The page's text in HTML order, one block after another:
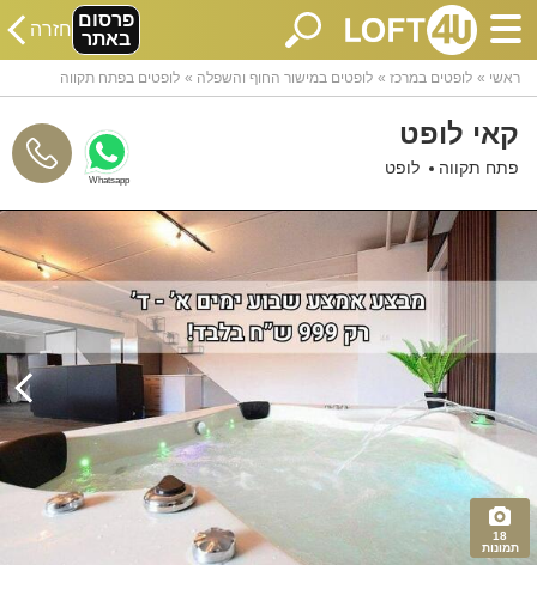
פרסום
באתר חזרה
ראשי לופטים במרכז לופטים במישור החוף והשפלה לופטים בפתח תקווה
קאי לופט
פתח תקווה לופט
Whatsapp
18
תמונות